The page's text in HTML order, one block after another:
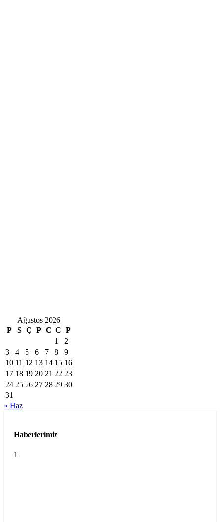
Ağustos 2026
P
S Ç P C C P
1
2
3
4 5 6 7 8
9
10 11 12 13 14 15 16
17 18 19 20 21 22 23
24 25 26 27 28 29 30
31
« Haz
Haberlerimiz
1